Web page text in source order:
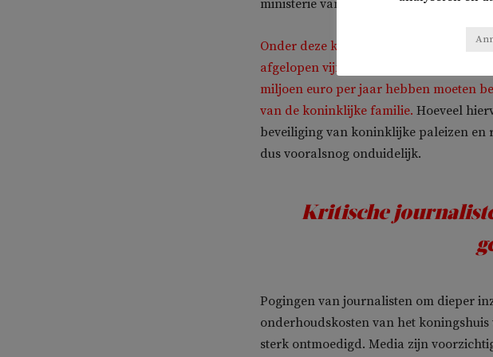
ministerie van Financiën publiceert
Onder deze kostenpost te vinden in de
afgelopen vijf jaar, Marokkaanse
miljoen euro per jaar hebben moeten
van de koninklijke familie. Hoeveel
beveiliging van koninklijke paleizen en
dus vooralsnog onduidelijk.
Kritische
Pogingen van journalisten om dieper
onderhoudskosten van het
sterk ontmoedigd. Media zijn